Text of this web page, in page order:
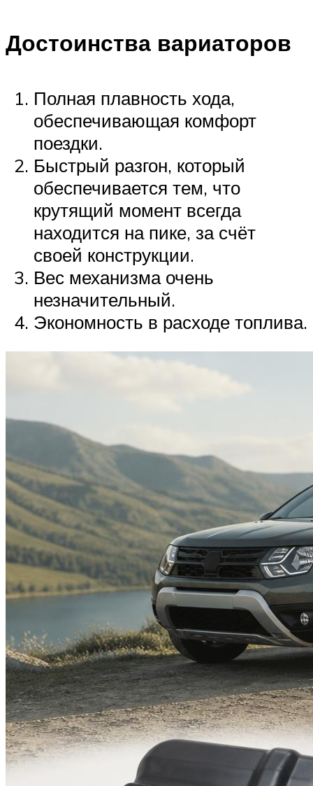
Достоинства вариаторов
Полная плавность хода,
обеспечивающая комфорт
поездки.
Быстрый разгон, который
обеспечивается тем, что
крутящий момент всегда
находится на пике, за счёт
своей конструкции.
Вес механизма очень
незначительный.
Экономность в расходе топлива.